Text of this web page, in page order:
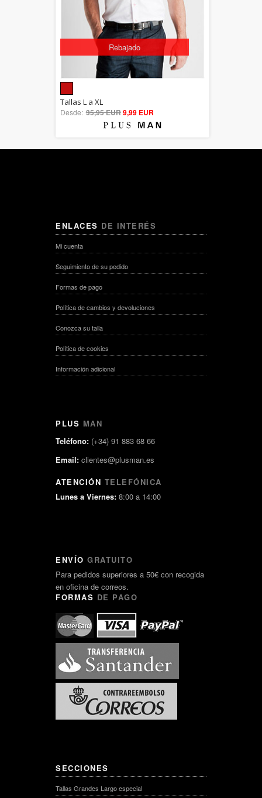
Rebajado
out of 5
Tallas L a XL
Desde: 35,95 EUR9,99 EUR
ENLACES DE INTERÉS
Mi cuenta
Seguimiento de su pedido
Formas de pago
Política de cambios y devoluciones
Conozca su talla
Política de cookies
Información adicional
PLUS MAN
Teléfono: (+34) 91 883 68 66
Email: clientes@plusman.es
ATENCIÓN TELEFÓNICA
Lunes a Viernes: 8:00 a 14:00
ENVÍO GRATUITO
Para pedidos superiores a 50€ con recogida
en oficina de correos.
FORMAS DE PAGO
SECCIONES
Tallas Grandes Largo especial